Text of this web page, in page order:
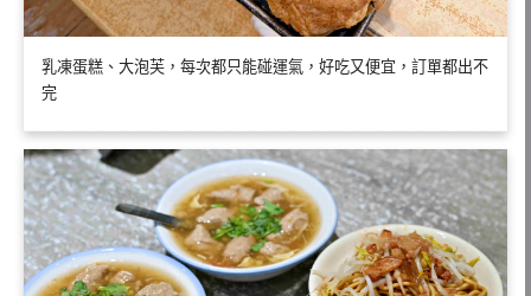
乳凍蛋糕、大泡芙，每次都只能碰運氣，好吃又便宜，訂單都出不
完